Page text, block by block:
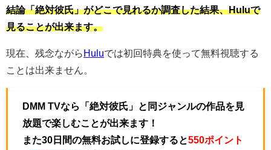
結論「絶対彼氏」がどこで見れるか調査した結果、Huluで
見ることが出来ます。
現在、残念ながら Huluでは初回特典を使って無料視聴する
ことは出来ません。
DMM TVなら「絶対彼氏」と同ジャンルの作品を見
放題で楽しむことが出来ます！
また30日間の無料お試しに登録すると550ポイント